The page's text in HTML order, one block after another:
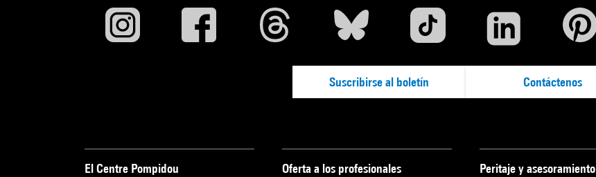
Suscribirse al boletín Contáctenos
El Centre Pompidou Oferta a los profesionales Peritaje y asesoramiento